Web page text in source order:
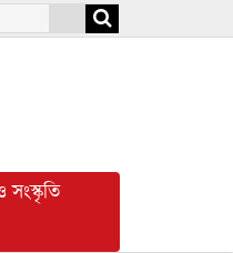
সংস্কৃতি